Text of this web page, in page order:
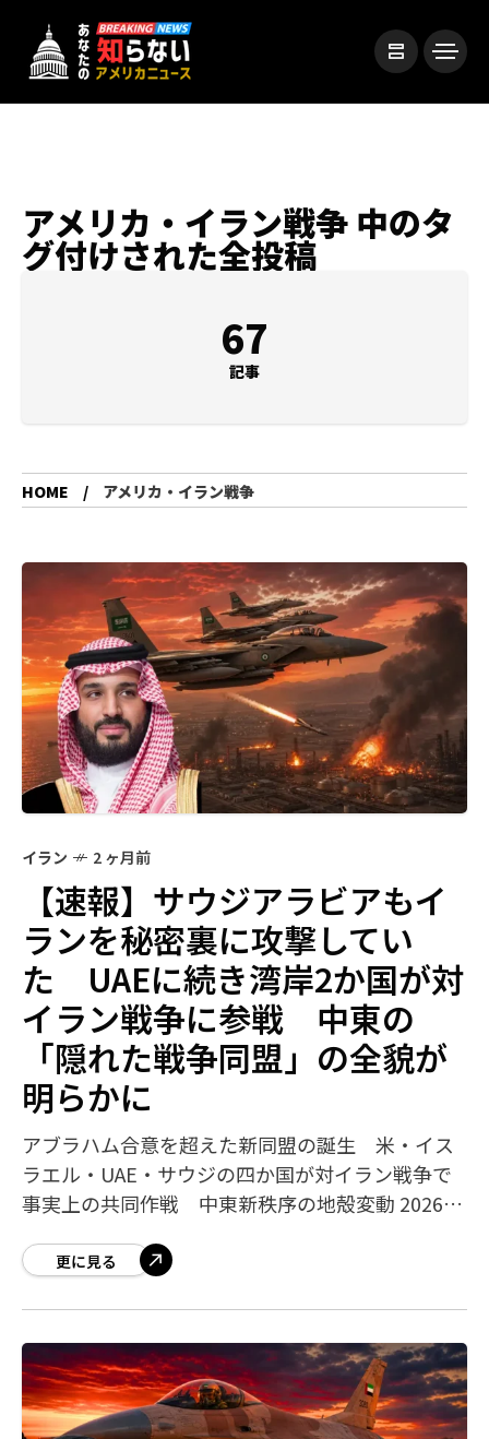
アメリカ・イラン戦争 中のタ
グ付けされた全投稿
67
記事
HOME アメリカ・イラン戦争
イラン 2 ヶ月前
【速報】サウジアラビアもイ
ランを秘密裏に攻撃してい
た UAEに続き湾岸2か国が対
イラン戦争に参戦 中東の
「隠れた戦争同盟」の全貌が
明らかに
アブラハム合意を超えた新同盟の誕生 米・イス
ラエル・UAE・サウジの四か国が対イラン戦争で
事実上の共同作戦 中東新秩序の地殻変動 2026年
づき、サウジアラビアが対イラン戦
更に見る